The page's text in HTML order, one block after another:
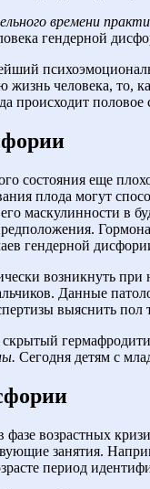
времени
гендерной
жизнь человека, то,
происходит половое
состояния еще
плода могут
маскулинности в
гендерной
возникнуть
Данные
выяснить пол
Сегодня детям с
фазе возрастных
занятия.
период